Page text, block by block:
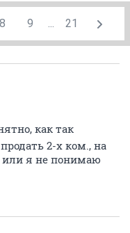
8 9 ... 21
как так
2-х ком., на
или я не понимаю